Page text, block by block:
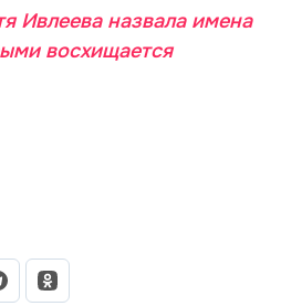
Ивлеева назвала имена
восхищается